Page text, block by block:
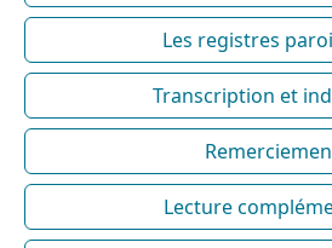
Les registres
Transcription et
Lecture